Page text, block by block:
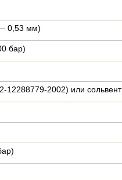
0,53 мм)
бар)
2002) или сольвент